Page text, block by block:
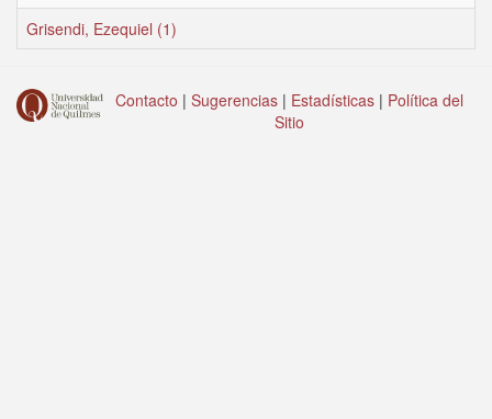
Grisendi, Ezequiel (1)
Contacto | Sugerencias | Estadísticas | Política del
Sitio